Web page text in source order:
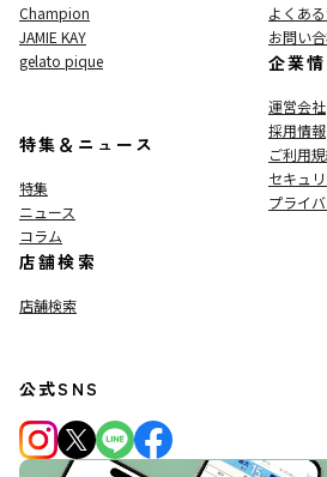
Champion
JAMIE KAY
gelato pique
特集＆ニュース
特集
ニュース
コラム
店舗検索
店舗検索
よくあ
お問い
企業
運営会社
採用情報
ご利用
セキュ
プライ
公式SNS